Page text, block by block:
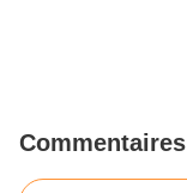
Commentaires